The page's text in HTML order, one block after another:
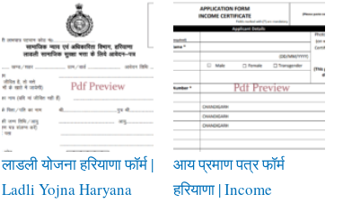
लाडली योजना हरियाणा फॉर्म |
Ladli Yojna Haryana
आय प्रमाण पत्र फॉर्म
हरियाणा | Income